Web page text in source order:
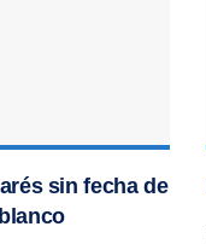
sin fecha de